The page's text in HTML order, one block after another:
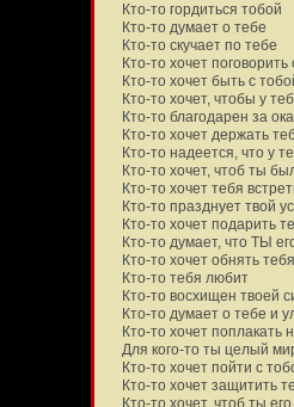
Кто-то гордиться тобой
Кто-то думает о тебе
Кто-то скучает по тебе
Кто-то хочет поговорить
Кто-то хочет быть с
Кто-то хочет, чтобы у
Кто-то благодарен за
Кто-то хочет держать
Кто-то надеется, что у
Кто-то хочет, чтоб ты
Кто-то хочет тебя
Кто-то празднует твой
Кто-то хочет подарить
Кто-то думает, что ТЫ
Кто-то хочет обнять тебя
Кто-то тебя любит
Кто-то восхищен твоей
Кто-то думает о тебе и
Кто-то хочет поплакать
Для кого-то ты целый
Кто-то хочет пойти с
Кто-то хочет защитить
Кто-то хочет, чтоб ты